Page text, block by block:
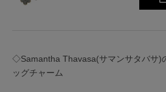
◇Samantha Thavasa(サマンサタバサ)
ッグチャーム